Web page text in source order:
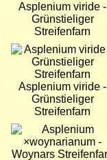
Asplenium viride -
Grünstieliger
Streifenfarn
Bild
Asplenium viride -
Grünstieliger
Streifenfarn
Bild